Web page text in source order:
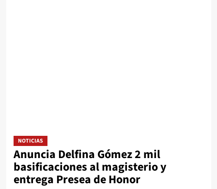
NOTICIAS
Anuncia Delfina Gómez 2 mil
basificaciones al magisterio y
entrega Presea de Honor